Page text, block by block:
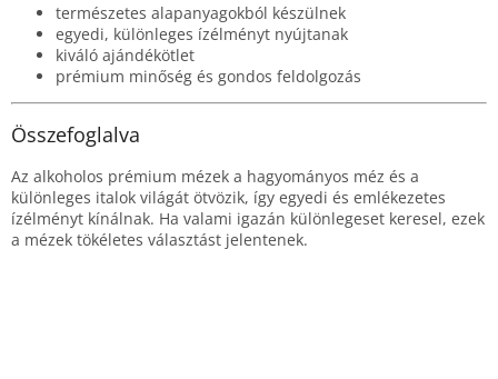
természetes alapanyagokból készülnek
egyedi, különleges ízélményt nyújtanak
kiváló ajándékötlet
prémium minőség és gondos feldolgozás
Összefoglalva
Az alkoholos prémium mézek a hagyományos méz és a
különleges italok világát ötvözik, így egyedi és emlékezetes
ízélményt kínálnak. Ha valami igazán különlegeset keresel, ezek
a mézek tökéletes választást jelentenek.